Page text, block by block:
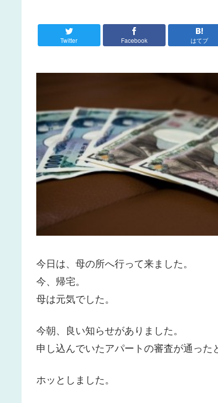
Twitter Facebook はてブ
今日は、母の所へ行って来ました。
今、帰宅。
母は元気でした。
今朝、良い知らせがありました。
申し込んでいたアパートの審査が通った
ホッとしました。